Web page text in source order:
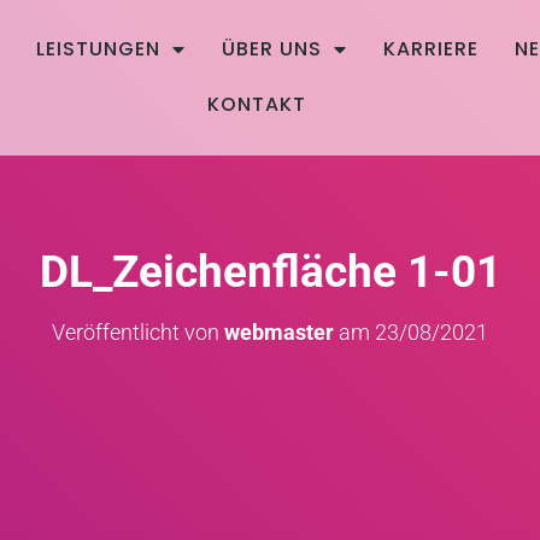
LEISTUNGEN ÜBER UNS KARRIERE
KONTAKT
DL_Zeichenfläche 1-01
Veröffentlicht von webmaster am 23/08/2021